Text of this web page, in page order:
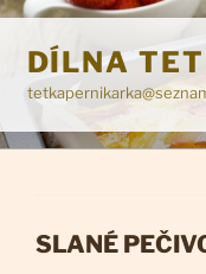
Přejít
obsahu
webu
DÍLNA
RUBRIKY
SLANÉ